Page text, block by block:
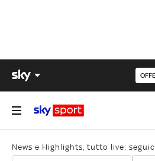
News e Highlights, tutto live: